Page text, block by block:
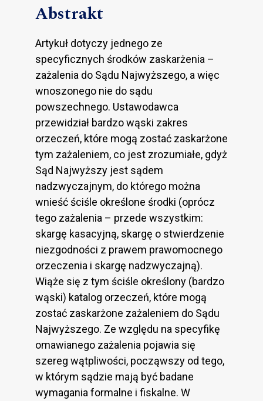
Abstrakt
Artykuł dotyczy jednego ze
specyficznych środków zaskarżenia –
zażalenia do Sądu Najwyższego, a więc
wnoszonego nie do sądu
powszechnego. Ustawodawca
przewidział bardzo wąski zakres
orzeczeń, które mogą zostać zaskarżone
tym zażaleniem, co jest zrozumiałe, gdyż
Sąd Najwyższy jest sądem
nadzwyczajnym, do którego można
wnieść ściśle określone środki (oprócz
tego zażalenia – przede wszystkim:
skargę kasacyjną, skargę o stwierdzenie
niezgodności z prawem prawomocnego
orzeczenia i skargę nadzwyczajną).
Wiąże się z tym ściśle określony (bardzo
wąski) katalog orzeczeń, które mogą
zostać zaskarżone zażaleniem do Sądu
Najwyższego. Ze względu na specyfikę
omawianego zażalenia pojawia się
szereg wątpliwości, począwszy od tego,
w którym sądzie mają być badane
wymagania formalne i fiskalne. W